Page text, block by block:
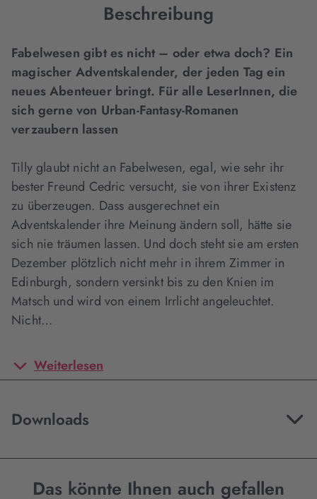
Beschreibung
Fabelwesen gibt es nicht – oder etwa doch? Ein
magischer Adventskalender, der jeden Tag ein
neues Abenteuer bringt. Für alle LeserInnen, die
sich gerne von Urban-Fantasy-Romanen
verzaubern lassen
Tilly glaubt nicht an Fabelwesen, egal, wie sehr ihr
bester Freund Cedric versucht, sie von ihrer Existenz
zu überzeugen. Dass ausgerechnet ein
Adventskalender ihre Meinung ändern soll, hätte sie
sich nie träumen lassen. Und doch steht sie am ersten
Dezember plötzlich nicht mehr in ihrem Zimmer in
Edinburgh, sondern versinkt bis zu den Knien im
Matsch und wird von einem Irrlicht angeleuchtet.
Nicht…
Weiterlesen
Downloads
Das könnte Ihnen auch gefallen